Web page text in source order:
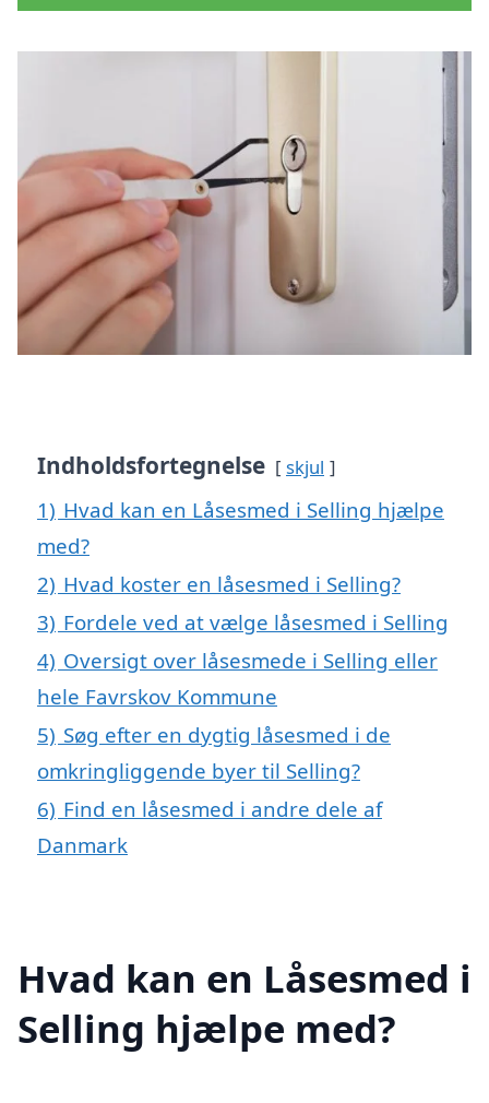
Indholdsfortegnelse skjul
1) Hvad kan en Låsesmed i Selling hjælpe
med?
2) Hvad koster en låsesmed i Selling?
3) Fordele ved at vælge låsesmed i Selling
4) Oversigt over låsesmede i Selling eller
hele Favrskov Kommune
5) Søg efter en dygtig låsesmed i de
omkringliggende byer til Selling?
6) Find en låsesmed i andre dele af
Danmark
Hvad kan en Låsesmed i
Selling hjælpe med?